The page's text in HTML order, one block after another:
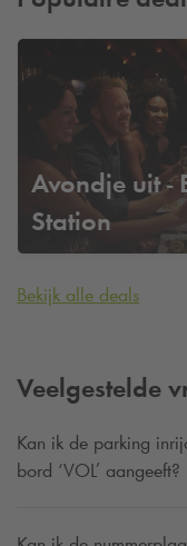
Avondje uit -
Station
Bekijk alle deals
Veelgestelde
Kan ik de parking
bord ‘VOL’ aangeeft?